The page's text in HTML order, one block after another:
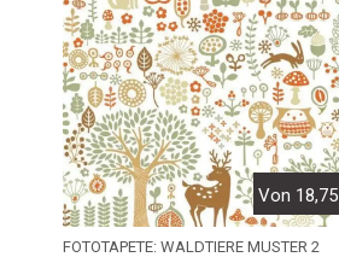
Von 18,75
FOTOTAPETE: WALDTIERE MUSTER 2